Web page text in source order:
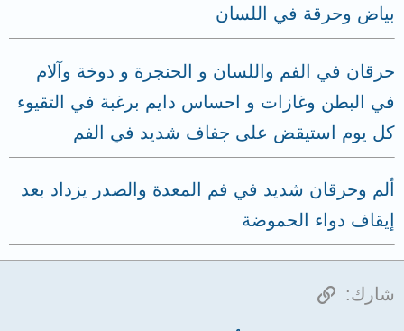
بياض وحرقة في اللسان
حرقان في الفم واللسان و الحنجرة و دوخة وآلام
في البطن وغازات و احساس دايم برغبة في التقيوء
كل يوم استيقض على جفاف شديد في الفم
ألم وحرقان شديد في فم المعدة والصدر يزداد بعد
إيقاف دواء الحموضة
شارك: الرابط